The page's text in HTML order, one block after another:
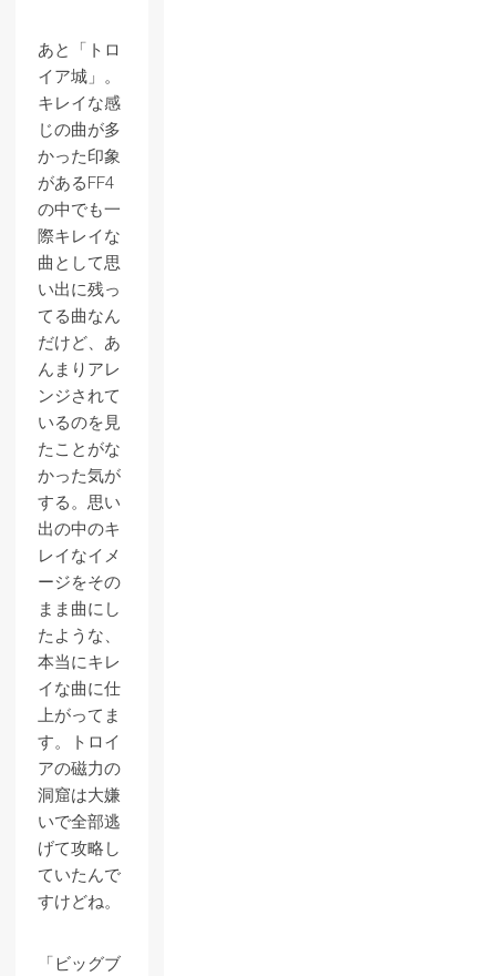
あと「トロ
イア城」。
キレイな感
じの曲が多
かった印象
があるFF4
の中でも一
際キレイな
曲として思
い出に残っ
てる曲なん
だけど、あ
んまりアレ
ンジされて
いるのを見
たことがな
かった気が
する。思い
出の中のキ
レイなイメ
ージをその
まま曲にし
たような、
本当にキレ
イな曲に仕
上がってま
す。トロイ
アの磁力の
洞窟は大嫌
いで全部逃
げて攻略し
ていたんで
すけどね。
「ビッグブ